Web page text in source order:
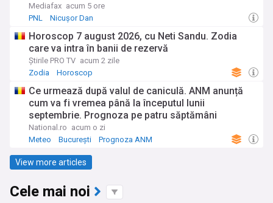
Mediafax acum 5 ore
PNL
Nicușor Dan
Horoscop 7 august 2026, cu Neti Sandu. Zodia
care va intra în banii de rezervă
Știrile PRO TV acum 2 zile
Zodia
Horoscop
Ce urmează după valul de caniculă. ANM anunță
cum va fi vremea până la începutul lunii
septembrie. Prognoza pe patru săptămâni
National.ro acum o zi
Meteo
București Prognoza ANM
View more articles
Cele mai noi